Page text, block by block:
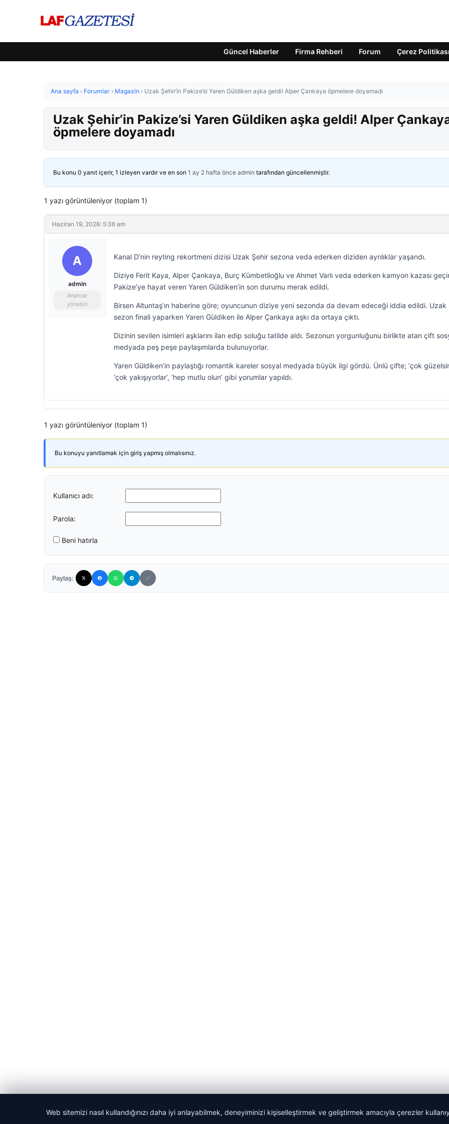
Güncel Haberler Firma Rehberi Forum Çerez Politikası
Ana sayfa › Forumlar › Magazin › Uzak Şehir’in Pakize’si Yaren Güldiken aşka geldi! Alper Çankaya öpmelere doyamadı
Uzak Şehir’in Pakize’si Yaren Güldiken aşka geldi! Alper
öpmelere doyamadı
Bu konu 0 yanıt içerir, 1 izleyen vardır ve en son 1 ay 2 hafta önce admin tarafından güncellenmiştir.
1 yazı görüntüleniyor (toplam 1)
Haziran 19, 2026: 5:36 am
A
admin
Anahtar
yönetici
Kanal D’nin reyting rekortmeni dizisi Uzak Şehir sezona veda ederken diziden ayrılıklar yaşandı.
Diziye Ferit Kaya, Alper Çankaya, Burç Kümbetlioğlu ve Ahmet Varlı veda ederken kamyon kazası
Pakize’ye hayat veren Yaren Güldiken’in son durumu merak edildi.
Birsen Altuntaş’ın haberine göre; oyuncunun diziye yeni sezonda da devam edeceği iddia edildi. Uzak
sezon finali yaparken Yaren Güldiken ile Alper Çankaya aşkı da ortaya çıktı.
Dizinin sevilen isimleri aşklarını ilan edip soluğu tatilde aldı. Sezonun yorgunluğunu birlikte atan çift
medyada peş peşe paylaşımlarda bulunuyorlar.
Yaren Güldiken’in paylaştığı romantik kareler sosyal medyada büyük ilgi gördü. Ünlü çifte; ‘çok
‘çok yakışıyorlar’, ‘hep mutlu olun’ gibi yorumlar yapıldı.
1 yazı görüntüleniyor (toplam 1)
Bu konuyu yanıtlamak için giriş yapmış olmalısınız.
Kullanıcı adı:
Parola:
Beni hatırla
Paylaş:
© 2026 Laf Gazetesi
Web sitemizi nasıl kullandığınızı daha iyi anlayabilmek, deneyiminizi kişiselleştirmek ve geliştirmek amacıyla çerezler